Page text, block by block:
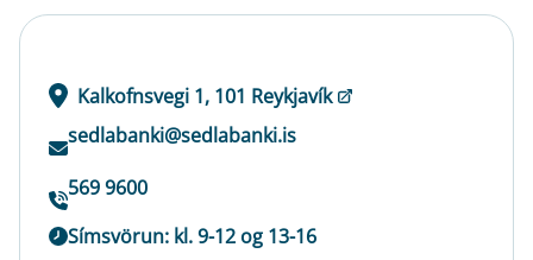
Kalkofnsvegi 1, 101 Reykjavík
sedlabanki@sedlabanki.is
569 9600
Símsvörun: kl. 9-12 og 13-16